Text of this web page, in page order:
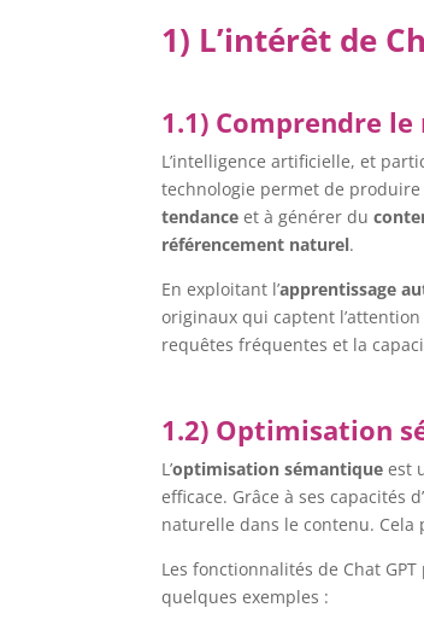
1) L’intérêt de
1.1) Comprendre
L’intelligence artificielle, et
technologie permet de
tendance et à générer du
référencement naturel.
En exploitant l’apprentissage
originaux qui captent
requêtes fréquentes et la
1.2) Optimisation
L’optimisation sémantique est
efficace. Grâce à ses capacités
naturelle dans le contenu.
Les fonctionnalités de Chat
quelques exemples :